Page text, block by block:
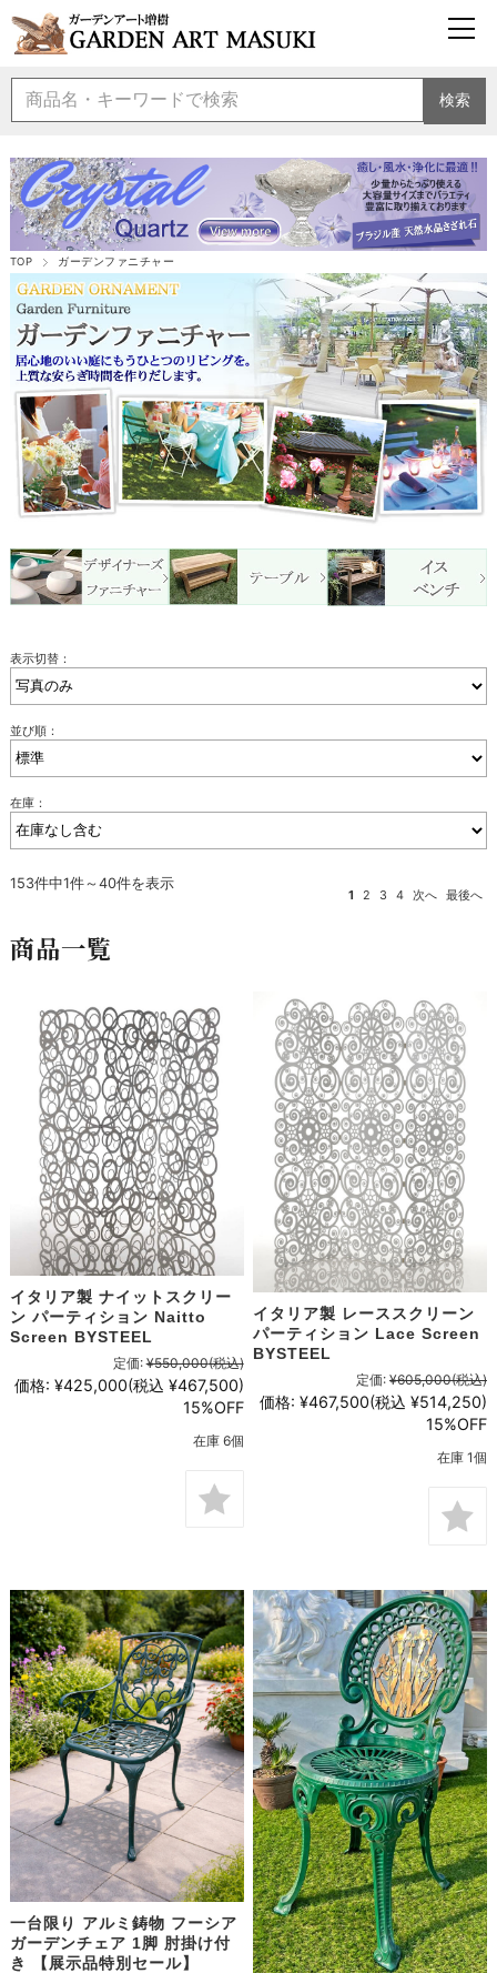
検索
TOP ガーデンファニチャー
表示切替：
並び順：
在庫：
153件中1件～40件を表示
1 2 3 4 次へ 最後へ
商品一覧
イタリア製 ナイットスクリー
ン パーティション Naitto
Screen BYSTEEL
定価: ¥550,000(税込)
価格: ¥425,000(税込 ¥467,500)
15%OFF
在庫 6個
イタリア製 レーススクリーン
パーティション Lace Screen
BYSTEEL
定価: ¥605,000(税込)
価格: ¥467,500(税込 ¥514,250)
15%OFF
在庫 1個
一台限り アルミ鋳物 フーシア
ガーデンチェア 1脚 肘掛け付
き 【展示品特別セール】